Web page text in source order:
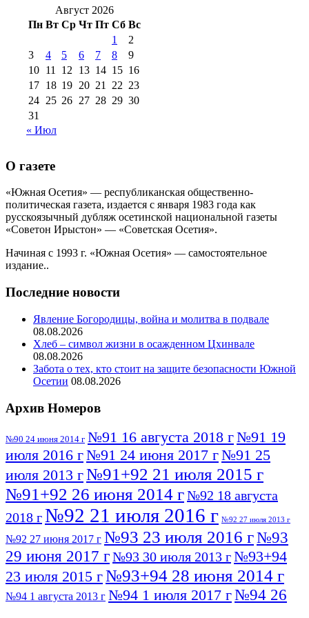
2016 г(12) №99 8 июля 2014 г
августа 2012 г(11)
августа 2013 г
(12)
Август 2026
Пн Вт Ср Чт Пт Сб Вс
1
2
3
4 5 6 7 8
9
10 11 12 13 14 15 16
17 18 19 20 21 22 23
24 25 26 27 28 29 30
31
« Июл
О газете
«Южная Осетия» — республиканская общественно-
политическая газета, издается с января 1983 года как
русскоязычный дубляж осетинской национальной газеты
«Советон Ирыстон» — «Советская Осетия».
Начиная с 1993 г. «Южная Осетия» — самостоятельное
издание..
Последние новости
Явление Богородицы, война и молитва в подвале
08.08.2026
Хлеб – символ жизни в осажденном Цхинвале
08.08.2026
Забота о тех, кто стоит на защите безопасности Южной
Осетии 08.08.2026
Архив Номеров
№90 24 июня 2014 г №91 16 августа 2018 г№91 19
июля 2016 г№91 24 июня 2017 г№91 25
июля 2013 г№91+92 21 июля 2015 г
№91+92 26 июня 2014 г№92 18 августа
2018 г№92 21 июля 2016 г №92 27 июля 2013 г
№92 27 июня 2017 г №93 23 июля 2016 г№93
29 июня 2017 г№93 30 июля 2013 г№93+94
23 июля 2015 г№93+94 28 июня 2014 г
№94 1 августа 2013 г №94 1 июля 2017 г№94 26